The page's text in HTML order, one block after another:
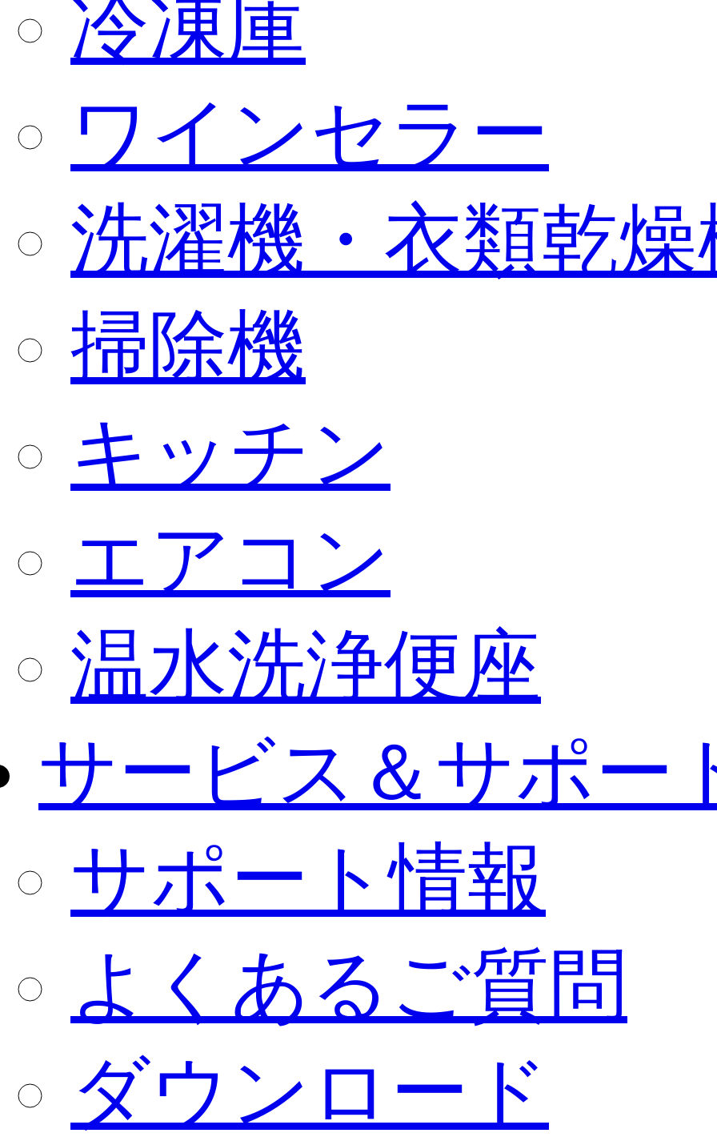
冷凍庫
ワインセラー
洗濯機・衣類乾燥
掃除機
キッチン
エアコン
温水洗浄便座
サービス＆サポー
サポート情報
よくあるご質問
ダウンロード